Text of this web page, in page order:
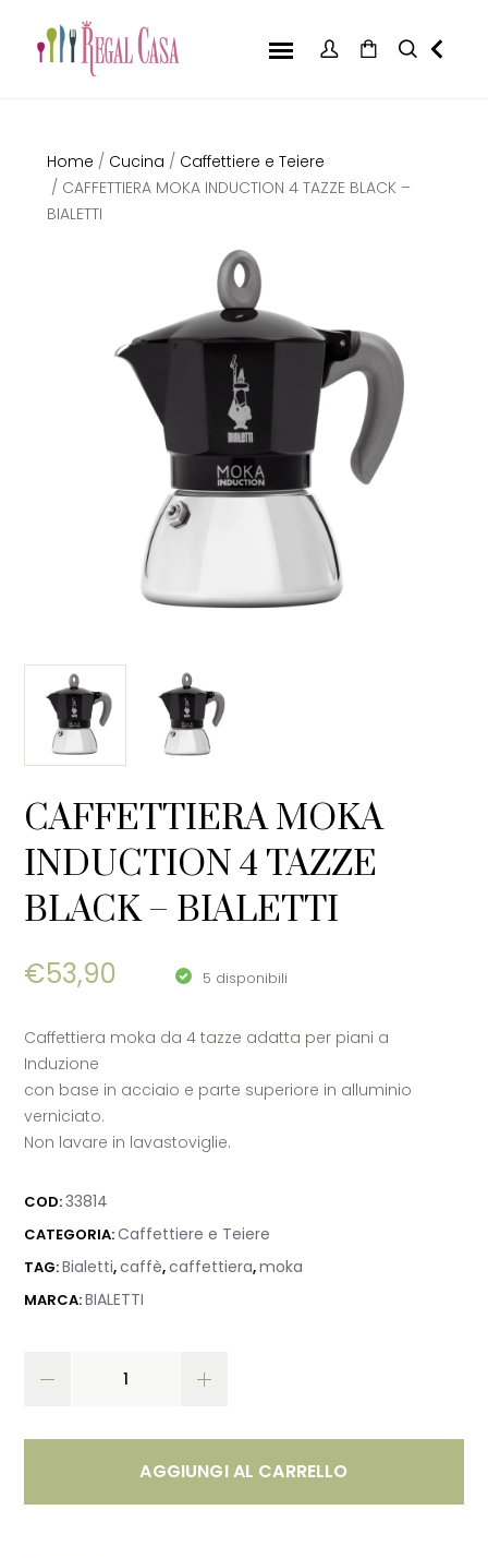
Home / Cucina / Caffettiere e Teiere
/ CAFFETTIERA MOKA INDUCTION 4 TAZZE BLACK –
BIALETTI
CAFFETTIERA MOKA
INDUCTION 4 TAZZE
BLACK – BIALETTI
€53,90 5 disponibili
Caffettiera moka da 4 tazze adatta per piani a
Induzione
con base in acciaio e parte superiore in alluminio
verniciato.
Non lavare in lavastoviglie.
COD:33814
CATEGORIA:Caffettiere e Teiere
TAG:Bialetti,caffè,caffettiera,moka
MARCA:BIALETTI
AGGIUNGI AL CARRELLO